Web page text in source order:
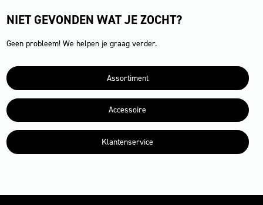
NIET GEVONDEN WAT JE ZOCHT?
Geen probleem! We helpen je graag verder.
Assortiment
Accessoire
Klantenservice